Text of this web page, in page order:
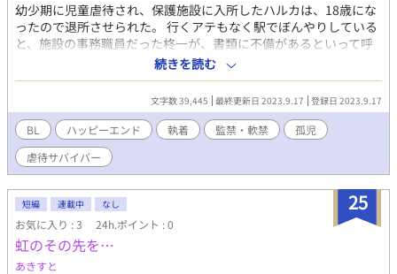
幼少期に児童虐待され、保護施設に入所したハルカは、18歳にな
ったので退所させられた。 行くアテもなく駅でぼんやりしている
と、施設の事務職員だった柊一が、書類に不備があるといって呼
び戻しにきてくれた…。 ※注１ こちらの作品は'04〜'12まで運営
していた、個人サイト「Teddy Boy」に公開としていたけど、結
局しなかった作品です。 故に時代考証などがビミョ～に昭和より
なことをご了承ください。 ※注２ 当方の作品は（登場人物の姓名
を考えるのが面倒という雑な理由により）スターシステムを採用
しています。 同姓同名の人物が他作品（MAESTRO-K！が顕著）
にも登場しますが、シリーズや特別な説明が無い限り全くの別人
として扱っています。 上記、あしからずご了承の上で本文をお楽
しみください。
続きを読む
文字数 39,445 最終更新日 2023.9.17 登録日 2023.9.17
BL ハッピーエンド 執着 監禁・軟禁
孤児
虐待サバイバー
25
短編 連載中 なし
お気に入り : 3 24h.ポイント : 0
虹のその先を…
あきすと